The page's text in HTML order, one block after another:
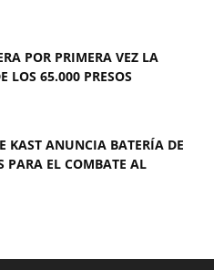
POR PRIMERA VEZ LA
LOS 65.000 PRESOS
KAST ANUNCIA BATERÍA DE
PARA EL COMBATE AL